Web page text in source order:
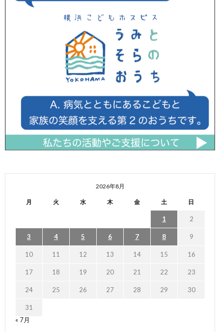
2026年8月
月 火 水 木 金 土 日
1 2
3 4 5 6 7 8 9
10 11 12 13 14 15 16
17 18 19 20 21 22 23
24 25 26 27 28 29 30
31
« 7月